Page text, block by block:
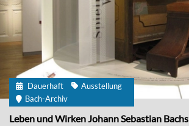
Dauerhaft
Ausstellung
Bach-Archiv
Leben und Wirken Johann Sebastian Bachs